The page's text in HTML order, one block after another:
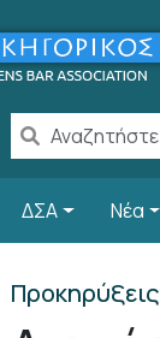
ΔΣΑ Νέα